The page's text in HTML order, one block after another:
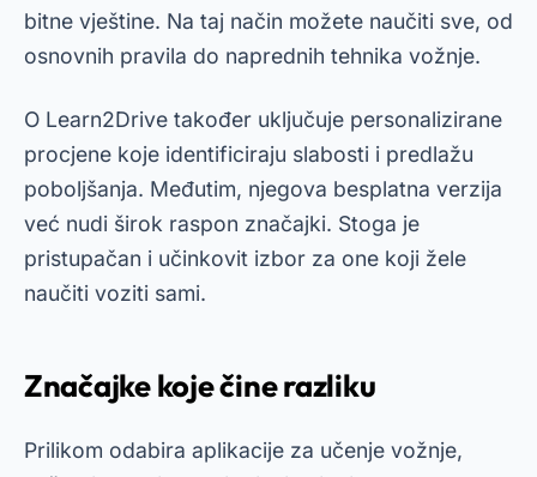
bitne vještine. Na taj način možete naučiti sve, od
osnovnih pravila do naprednih tehnika vožnje.
O Learn2Drive također uključuje personalizirane
procjene koje identificiraju slabosti i predlažu
poboljšanja. Međutim, njegova besplatna verzija
već nudi širok raspon značajki. Stoga je
pristupačan i učinkovit izbor za one koji žele
naučiti voziti sami.
Značajke koje čine razliku
Prilikom odabira aplikacije za učenje vožnje,